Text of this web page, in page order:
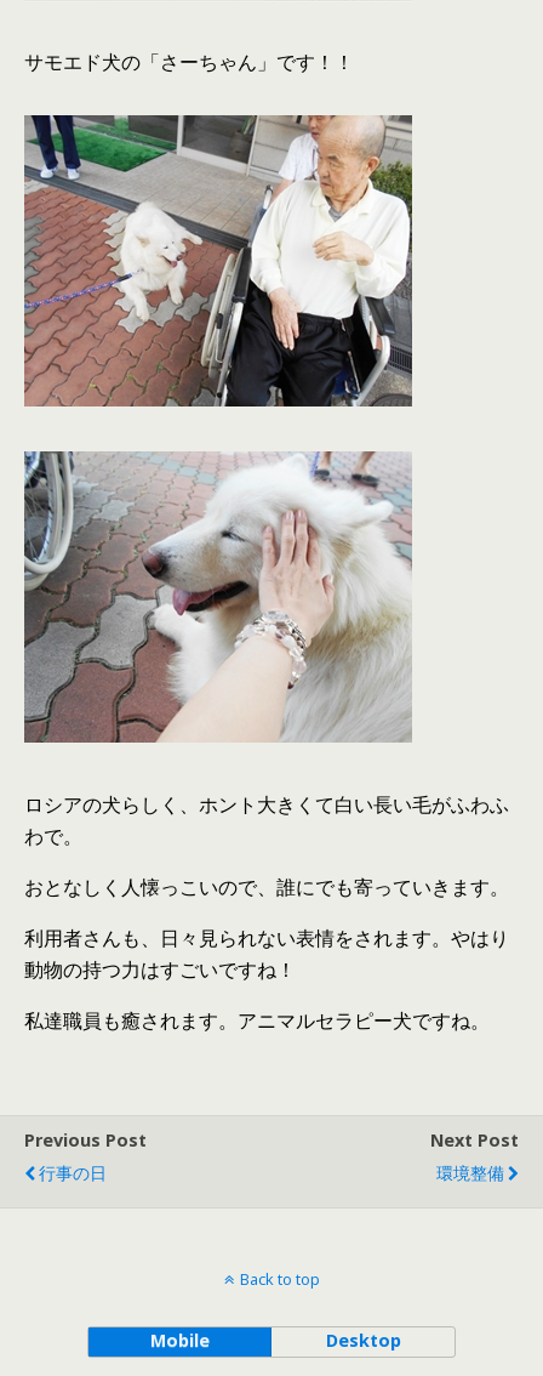
サモエド犬の「さーちゃん」です！！
ロシアの犬らしく、ホント大きくて白い長い毛がふわふ
わで。
おとなしく人懐っこいので、誰にでも寄っていきます。
利用者さんも、日々見られない表情をされます。やはり
動物の持つ力はすごいですね！
私達職員も癒されます。アニマルセラピー犬ですね。
Previous Post
行事の日
Next Post
環境整備
Back to top
Mobile Desktop